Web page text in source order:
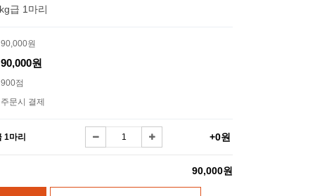
급 1마리
90,000원
90,000원
900점
주문시 결제
1마리 +0원
90,000원